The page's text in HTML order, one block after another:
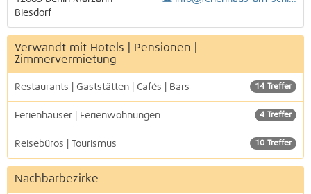
Biesdorf
Verwandt mit Hotels | Pensionen |
Zimmervermietung
14 Treffer
Restaurants | Gaststätten | Cafés | Bars
4 Treffer
Ferienhäuser | Ferienwohnungen
10 Treffer
Reisebüros | Tourismus
Nachbarbezirke